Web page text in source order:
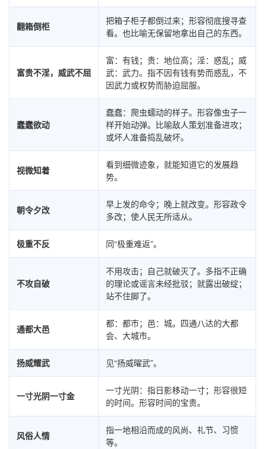
翻箱倒柜
把箱子柜子都倒过来；形容彻底搜寻查
看。也比喻无保留地拿出自己的东西。
富贵不淫，威武不屈
富：有钱；贵：地位高；淫：惑乱；威
武：武力。指不因有钱有势而惑乱，不
因武力或权势而胁迫屈服。
蠢蠢欲动
蠢蠢：爬虫蠕动的样子。形容像虫子一
样开始动弹。比喻敌人策划准备进攻；
或坏人准备捣乱破坏。
视微知着
看到细微迹象，就能知道它的发展趋
势。
朝令夕改
早上发的命令；晚上就改变。形容政令
多改；使人民无所适从。
极重不反 同“极重难返”。
不攻自破
不用攻击；自己就破灭了。多指不正确
的理论或谣言未经批驳；就露出破绽；
站不住脚了。
通都大邑
都：都市；邑：城。四通八达的大都
会、大城市。
扬威耀武 见“扬威曜武”。
一寸光阴一寸金
一寸光阴：指日影移动一寸；形容很短
的时间。形容时间的宝贵。
风俗人情
指一地相沿而成的风尚、礼节、习惯
等。